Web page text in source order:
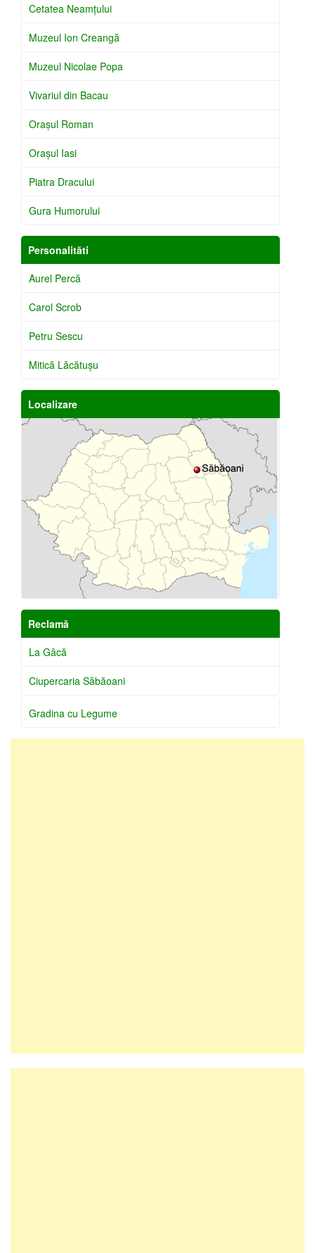
Cetatea Neamţului
Muzeul Ion Creangă
Muzeul Nicolae Popa
Vivariul din Bacau
Oraşul Roman
Oraşul Iasi
Piatra Dracului
Gura Humorului
Personalităti
Aurel Percă
Carol Scrob
Petru Sescu
Mitică Lăcătuşu
Localizare
Reclamă
La Gâcă
Ciupercaria Săbăoani
Gradina cu Legume